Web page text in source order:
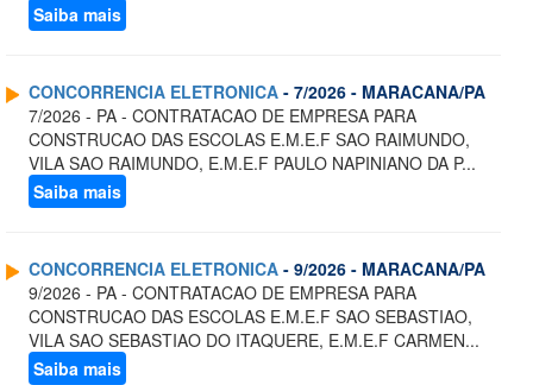
Saiba mais
CONCORRENCIA ELETRONICA - 7/2026 - MARACANA/PA
7/2026 - PA - CONTRATACAO DE EMPRESA PARA
CONSTRUCAO DAS ESCOLAS E.M.E.F SAO RAIMUNDO,
VILA SAO RAIMUNDO, E.M.E.F PAULO NAPINIANO DA P...
Saiba mais
CONCORRENCIA ELETRONICA - 9/2026 - MARACANA/PA
9/2026 - PA - CONTRATACAO DE EMPRESA PARA
CONSTRUCAO DAS ESCOLAS E.M.E.F SAO SEBASTIAO,
VILA SAO SEBASTIAO DO ITAQUERE, E.M.E.F CARMEN...
Saiba mais